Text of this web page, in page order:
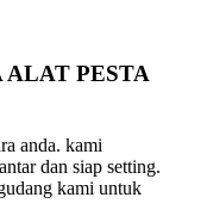
ALAT PESTA
anda. kami
dan siap setting.
kami untuk